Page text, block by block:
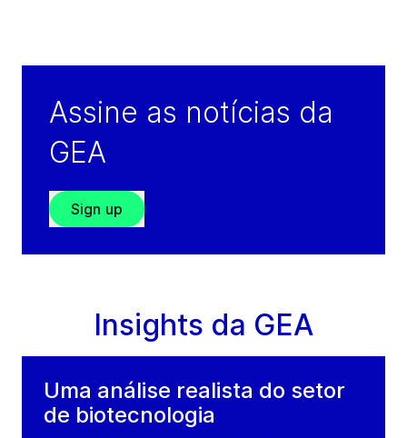
Assine as notícias da
GEA
Sign up
Insights da GEA
Uma análise realista do setor
de biotecnologia